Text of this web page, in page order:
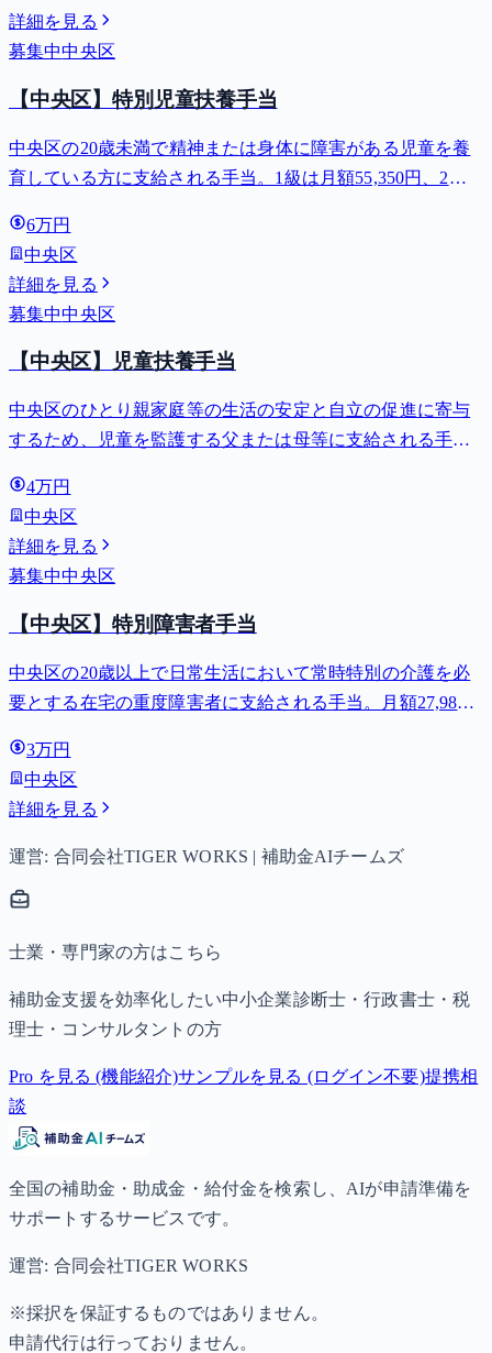
詳細を見る
募集中中央区
【中央区】特別児童扶養手当
中央区の20歳未満で精神または身体に障害がある児童を養
育している方に支給される手当。1級は月額55,350円、2級
6万円
中央区
詳細を見る
募集中中央区
【中央区】児童扶養手当
中央区のひとり親家庭等の生活の安定と自立の促進に寄与
するため、児童を監護する父または母等に支給される手
4万円
中央区
詳細を見る
募集中中央区
【中央区】特別障害者手当
中央区の20歳以上で日常生活において常時特別の介護を必
要とする在宅の重度障害者に支給される手当。月額27,980
3万円
中央区
詳細を見る
運営: 合同会社TIGER WORKS | 補助金AIチームズ
士業・専門家の方はこちら
補助金支援を効率化したい中小企業診断士・行政書士・税
理士・コンサルタントの方
Pro を見る (機能紹介)サンプルを見る (ログイン不要)提携相
談
全国の補助金・助成金・給付金を検索し、AIが申請準備を
サポートするサービスです。
運営: 合同会社TIGER WORKS
※採択を保証するものではありません。
申請代行は行っておりません。